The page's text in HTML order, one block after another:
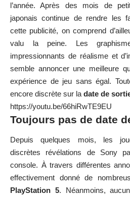
l’année. Après des mois de
japonais continue de rendre les
cette publicité, on comprend
valu la peine. Les
impressionnants de réalisme et
semble annoncer une meilleure
expérience de jeu sans égal.
encore discrète sur la date de
https://youtu.be/66hiRwTE9EU
Toujours pas de date
Depuis quelques mois, les
discrètes révélations de Sony
console. À travers différentes
effectivement donné de
PlayStation 5. Néanmoins,